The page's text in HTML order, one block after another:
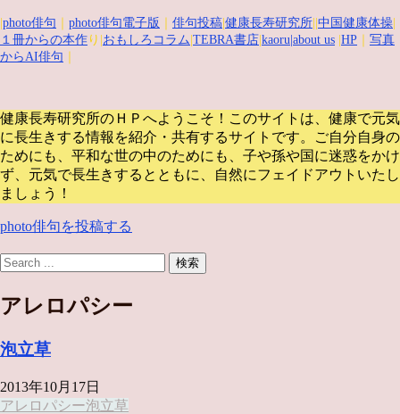
photo俳句 photo俳句電子版 俳句投稿 健康長寿研究所 中国健康体操
１冊からの本作 り| おもしろコラム TEBRA書店 kaoru |about us HP
写真
からAI俳句
健康長寿研究所のＨＰへようこそ！このサイトは、健康で元気
に長生きする情報を紹介・共有するサイトです。
ご自分自身の
ためにも、平和な世の中のためにも、子や孫や国に迷惑をかけ
ず、元気で長生きするとともに、自然にフェイドアウトいたし
ましょう！
photo俳句を投稿する
アレロパシー
泡立草
2013年10月17日
アレロパシー泡立草